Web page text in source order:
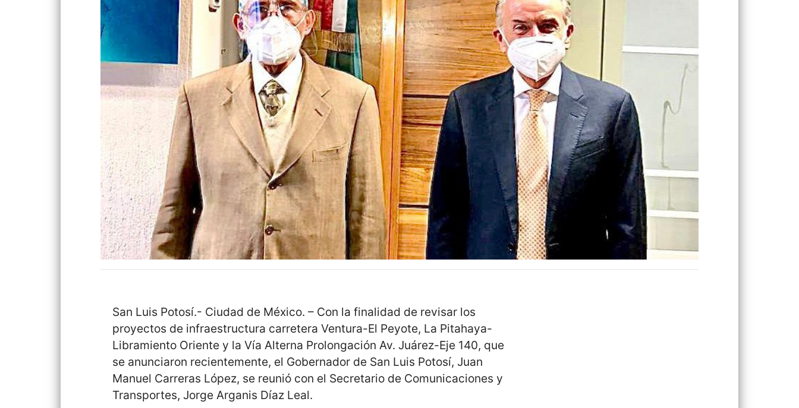
San Luis Potosí.- Ciudad de México. – Con la finalidad de revisar los
proyectos de infraestructura carretera Ventura-El Peyote, La Pitahaya-
Libramiento Oriente y la Vía Alterna Prolongación Av. Juárez-Eje 140, que
se anunciaron recientemente, el Gobernador de San Luis Potosí, Juan
Manuel Carreras López, se reunió con el Secretario de Comunicaciones y
Transportes, Jorge Arganis Díaz Leal.